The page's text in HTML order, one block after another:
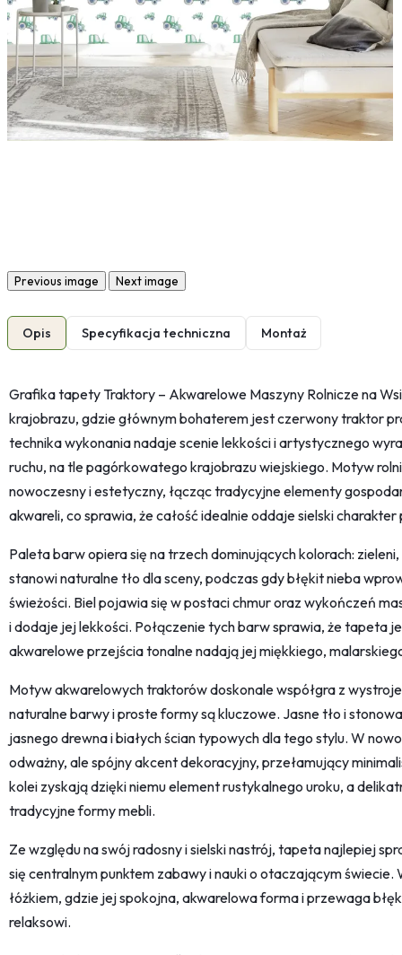
Previous image Next image
Opis Specyfikacja techniczna Montaż
Grafika tapety Traktory – Akwarelowe Maszyny Rolnicze na
krajobrazu, gdzie głównym bohaterem jest czerwony traktor
technika wykonania nadaje scenie lekkości i artystycznego
ruchu, na tle pagórkowatego krajobrazu wiejskiego. Motyw
nowoczesny i estetyczny, łącząc tradycyjne elementy
akwareli, co sprawia, że całość idealnie oddaje sielski charakter
Paleta barw opiera się na trzech dominujących kolorach:
stanowi naturalne tło dla sceny, podczas gdy błękit nieba
świeżości. Biel pojawia się w postaci chmur oraz wykończeń
i dodaje jej lekkości. Połączenie tych barw sprawia, że tapeta
akwarelowe przejścia tonalne nadają jej miękkiego,
Motyw akwarelowych traktorów doskonale współgra z
naturalne barwy i proste formy są kluczowe. Jasne tło i
jasnego drewna i białych ścian typowych dla tego stylu. W
odważny, ale spójny akcent dekoracyjny, przełamujący
kolei zyskają dzięki niemu element rustykalnego uroku, a
tradycyjne formy mebli.
Ze względu na swój radosny i sielski nastrój, tapeta najlepiej
się centralnym punktem zabawy i nauki o otaczającym świecie.
łóżkiem, gdzie jej spokojna, akwarelowa forma i przewaga
relaksowi.